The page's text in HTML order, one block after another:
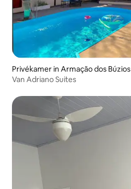
Privékamer in Armação dos Búzios
Van Adriano Suites